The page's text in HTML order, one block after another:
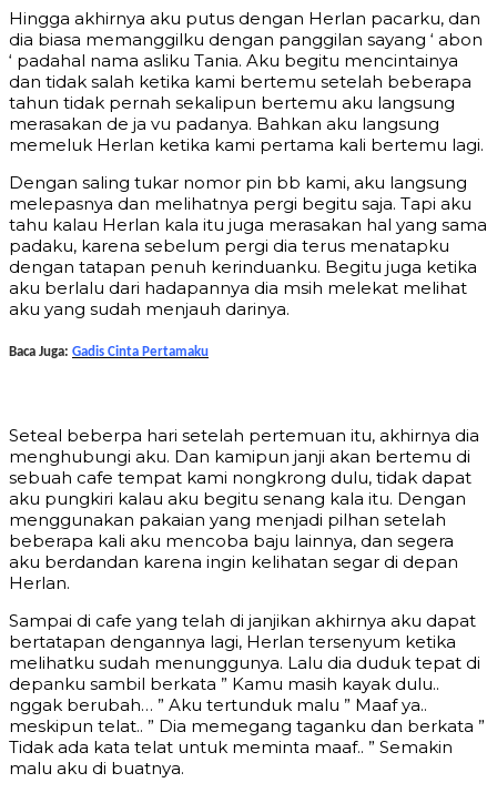
Hingga akhirnya aku putus dengan Herlan pacarku, dan
dia biasa memanggilku dengan panggilan sayang ‘ abon
‘ padahal nama asliku Tania. Aku begitu mencintainya
dan tidak salah ketika kami bertemu setelah beberapa
tahun tidak pernah sekalipun bertemu aku langsung
merasakan de ja vu padanya. Bahkan aku langsung
memeluk Herlan ketika kami pertama kali bertemu lagi.
Dengan saling tukar nomor pin bb kami, aku langsung
melepasnya dan melihatnya pergi begitu saja. Tapi aku
tahu kalau Herlan kala itu juga merasakan hal yang sama
padaku, karena sebelum pergi dia terus menatapku
dengan tatapan penuh kerinduanku. Begitu juga ketika
aku berlalu dari hadapannya dia msih melekat melihat
aku yang sudah menjauh darinya.
Baca Juga: Gadis Cinta Pertamaku
Seteal beberpa hari setelah pertemuan itu, akhirnya dia
menghubungi aku. Dan kamipun janji akan bertemu di
sebuah cafe tempat kami nongkrong dulu, tidak dapat
aku pungkiri kalau aku begitu senang kala itu. Dengan
menggunakan pakaian yang menjadi pilhan setelah
beberapa kali aku mencoba baju lainnya, dan segera
aku berdandan karena ingin kelihatan segar di depan
Herlan.
Sampai di cafe yang telah di janjikan akhirnya aku dapat
bertatapan dengannya lagi, Herlan tersenyum ketika
melihatku sudah menunggunya. Lalu dia duduk tepat di
depanku sambil berkata ” Kamu masih kayak dulu..
nggak berubah… ” Aku tertunduk malu ” Maaf ya..
meskipun telat.. ” Dia memegang taganku dan berkata ”
Tidak ada kata telat untuk meminta maaf.. ” Semakin
malu aku di buatnya.